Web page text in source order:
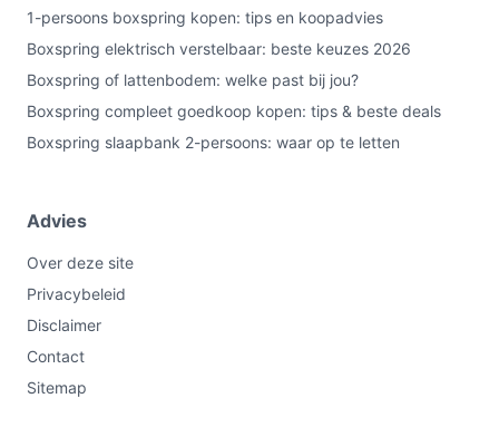
1-persoons boxspring kopen: tips en koopadvies
Boxspring elektrisch verstelbaar: beste keuzes 2026
Boxspring of lattenbodem: welke past bij jou?
Boxspring compleet goedkoop kopen: tips & beste deals
Boxspring slaapbank 2-persoons: waar op te letten
Advies
Over deze site
Privacybeleid
Disclaimer
Contact
Sitemap